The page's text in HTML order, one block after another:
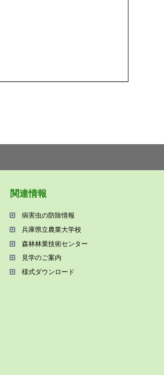
関連情報
病害⾍の防除情報
兵庫県⽴農業⼤学校
森林林業技術センター
⾒学のご案内
様式ダウンロード